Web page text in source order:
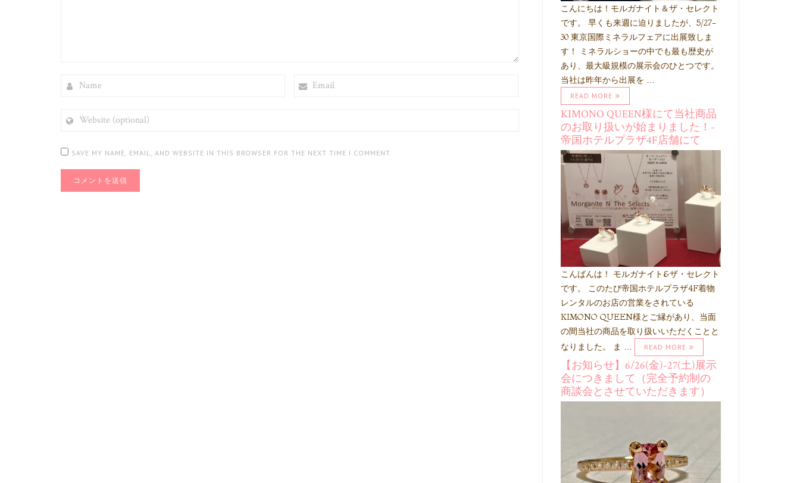
(OPTIONAL)
SAVE MY NAME, EMAIL, AND WEBSITE IN THIS BROWSER FOR THE NEXT TIME I COMMENT.
こんにちは！モルガナイト＆ザ・セレクト
です。 早くも来週に迫りましたが、5/27-
30 東京国際ミネラルフェアに出展致しま
す！ ミネラルショーの中でも最も歴史が
あり、最大級規模の展示会のひとつです。
当社は昨年から出展を …
READ MORE
KIMONO QUEEN様にて当社商品
のお取り扱いが始まりました！-
帝国ホテルプラザ4F店舗にて
こんばんは！ モルガナイト&ザ・セレクト
です。 このたび帝国ホテルプラザ4F着物
レンタルのお店の営業をされている
KIMONO QUEEN様とご縁があり、当面
の間当社の商品を取り扱いいただくことと
なりました。 ま …
READ MORE
【お知らせ】6/26(金)-27(土)展示
会につきまして（完全予約制の
商談会とさせていただきます）